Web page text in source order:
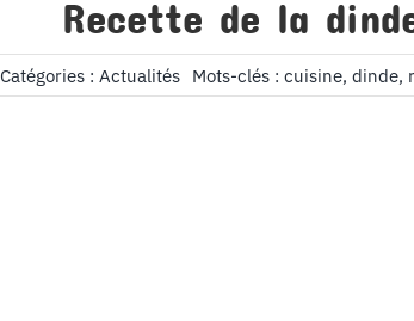
Recette de la
Catégories : Actualités Mots-clés : cuisine, dinde,